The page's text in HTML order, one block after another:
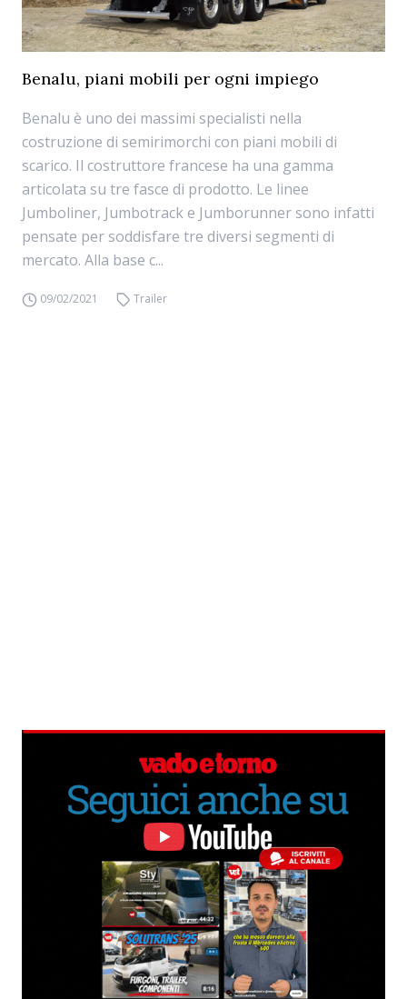
Benalu, piani mobili per ogni impiego
Benalu è uno dei massimi specialisti nella
costruzione di semirimorchi con piani mobili di
scarico. Il costruttore francese ha una gamma
articolata su tre fasce di prodotto. Le linee
Jumboliner, Jumbotrack e Jumborunner sono infatti
pensate per soddisfare tre diversi segmenti di
mercato. Alla base c...
09/02/2021 Trailer